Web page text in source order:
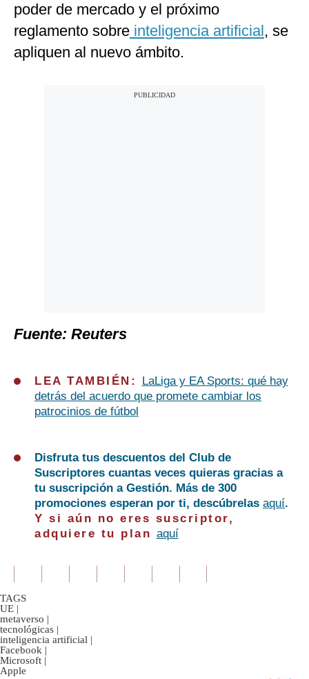
poder de mercado y el próximo
reglamento sobre inteligencia artificial, se
apliquen al nuevo ámbito.
Fuente: Reuters
LEA TAMBIÉN:
LaLiga y EA Sports: qué hay
detrás del acuerdo que promete cambiar los
patrocinios de fútbol
Disfruta tus descuentos del Club de
Suscriptores cuantas veces quieras gracias a
tu suscripción a Gestión. Más de 300
promociones esperan por ti, descúbrelas aquí.
Y si aún no eres suscriptor,
adquiere tu plan aquí
TAGS
UE |
metaverso |
tecnológicas |
inteligencia artificial |
Facebook |
Microsoft |
Apple